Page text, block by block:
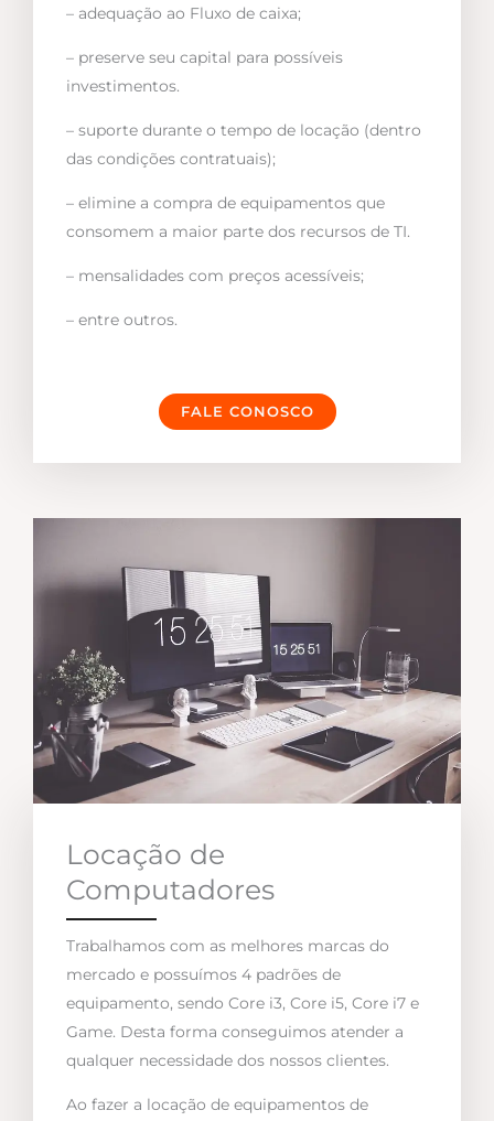
– adequação ao Fluxo de caixa;
– preserve seu capital para possíveis
investimentos.
– suporte durante o tempo de locação (dentro
das condições contratuais);
– elimine a compra de equipamentos que
consomem a maior parte dos recursos de TI.
– mensalidades com preços acessíveis;
– entre outros.
FALE CONOSCO
Locação de
Computadores
Trabalhamos com as melhores marcas do
mercado e possuímos 4 padrões de
equipamento, sendo Core i3, Core i5, Core i7 e
Game. Desta forma conseguimos atender a
qualquer necessidade dos nossos clientes.
Ao fazer a locação de equipamentos de